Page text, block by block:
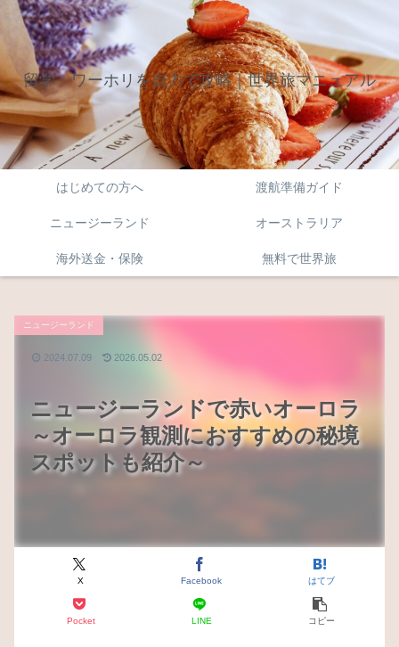
留学・ワーホリを自力で攻略｜世界旅マニュアル
はじめての方へ 渡航準備ガイド
ニュージーランド オーストラリア
海外送金・保険 無料で世界旅
ニュージーランドで赤いオーロラ
～オーロラ観測におすすめの秘境
スポットも紹介～
ニュージーランド
X Facebook はてブ
Pocket LINE コピー
2024.07.09 2026.05.02